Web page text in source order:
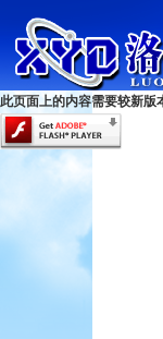
此页面上的内容需要较新版